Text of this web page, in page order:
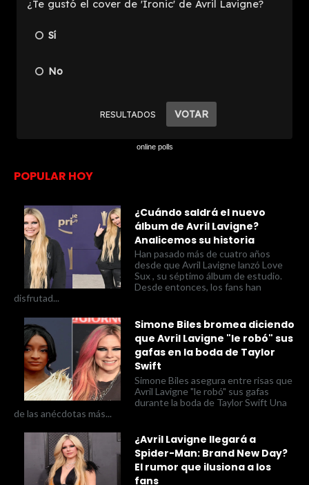
online polls
POPULAR HOY
¿Cuándo saldrá el nuevo
álbum de Avril Lavigne?
Analicemos su historia
Han pasado más de cuatro años
desde que Avril Lavigne lanzó Love
Sux , su séptimo álbum de estudio.
Desde entonces, los fans han
disfrutad...
Simone Biles bromea diciendo
que Avril Lavigne "le robó" sus
gafas en la boda de Taylor
Swift
Simone Biles asegura entre risas que
Avril Lavigne "le robó" sus gafas
durante la boda de Taylor Swift Una
de las anécdotas más...
¿Avril Lavigne llegará a
Spider-Man: Brand New Day?
El rumor que ilusiona a los
fans